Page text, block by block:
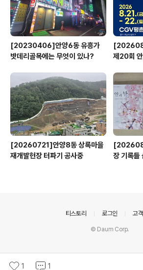
[20230406]안양6동 유흥가
밧데리골목에는 무엇이 있나?
제20회
[20260721]안양8동 상록마을
재개발현장 터파기 공사중
장 기록들
1 1
티스토리 로그인 고
© Daum Corp.